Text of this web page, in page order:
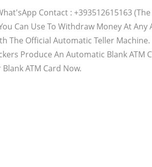
Contact : +393512615163
Can Use To Withdraw Money At Any
The Official Automatic Teller Machine.
Produce An Automatic Blank ATM
ATM Card Now.